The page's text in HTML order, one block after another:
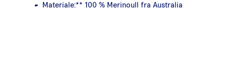
Materiale:** 100 % Merinoull fra Australia